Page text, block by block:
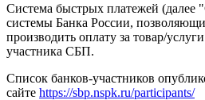
Система быстрых платежей
системы Банка России,
производить оплату за товар/
участника СБП.
Список банков-участников
сайте https://sbp.nspk.ru/participants/